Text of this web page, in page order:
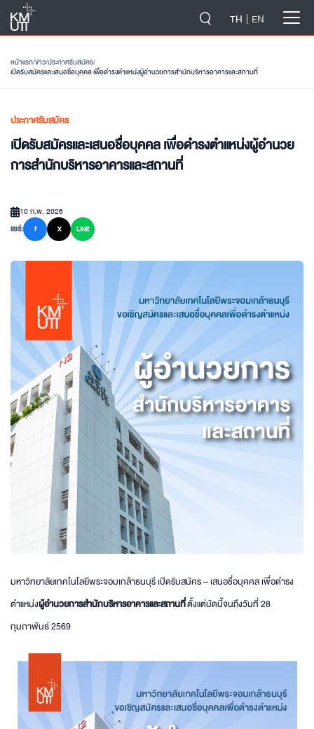
TH EN
หน้าแรก/ข่าว/ประกาศรับสมัคร/
เปิดรับสมัครและเสนอชื่อบุคคล เพื่อดำรงตำแหน่งผู้อำนวยการสำนักบริหารอาคารและสถานที่
ประกาศรับสมัคร
เปิดรับสมัครและเสนอชื่อบุคคล เพื่อดำรงตำแหน่งผู้อำนวย
การสำนักบริหารอาคารและสถานที่
10 ก.พ. 2026
แชร์:
f X LINE
มหาวิทยาลัยเทคโนโลยีพระจอมเกล้าธนบุรี เปิดรับสมัคร – เสนอชื่อบุคคล เพื่อดำรง
ตำแหน่งผู้อำนวยการสำนักบริหารอาคารและสถานที่ตั้งแต่บัดนี้จนถึงวันที่ 28
กุมภาพันธ์ 2569